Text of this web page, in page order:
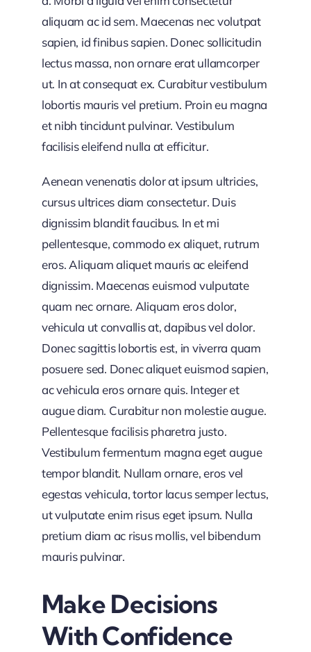
aliquam ac id sem. Maecenas nec volutpat
sapien, id finibus sapien. Donec sollicitudin
lectus massa, non ornare erat ullamcorper
ut. In at consequat ex. Curabitur vestibulum
lobortis mauris vel pretium. Proin eu magna
et nibh tincidunt pulvinar. Vestibulum
facilisis eleifend nulla at efficitur.
Aenean venenatis dolor at ipsum ultricies,
cursus ultrices diam consectetur. Duis
dignissim blandit faucibus. In et mi
pellentesque, commodo ex aliquet, rutrum
eros. Aliquam aliquet mauris ac eleifend
dignissim. Maecenas euismod vulputate
quam nec ornare. Aliquam eros dolor,
vehicula ut convallis at, dapibus vel dolor.
Donec sagittis lobortis est, in viverra quam
posuere sed. Donec aliquet euismod sapien,
ac vehicula eros ornare quis. Integer et
augue diam. Curabitur non molestie augue.
Pellentesque facilisis pharetra justo.
Vestibulum fermentum magna eget augue
tempor blandit. Nullam ornare, eros vel
egestas vehicula, tortor lacus semper lectus,
ut vulputate enim risus eget ipsum. Nulla
pretium diam ac risus mollis, vel bibendum
mauris pulvinar.
Make Decisions
With Confidence